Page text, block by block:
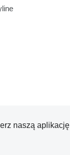
naszą aplikację